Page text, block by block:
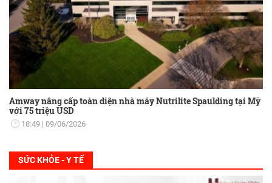
Amway nâng cấp toàn diện nhà máy Nutrilite Spaulding tại Mỹ
với 75 triệu USD
18:49 09/06/2026
SỨC KHỎE - Y TẾ